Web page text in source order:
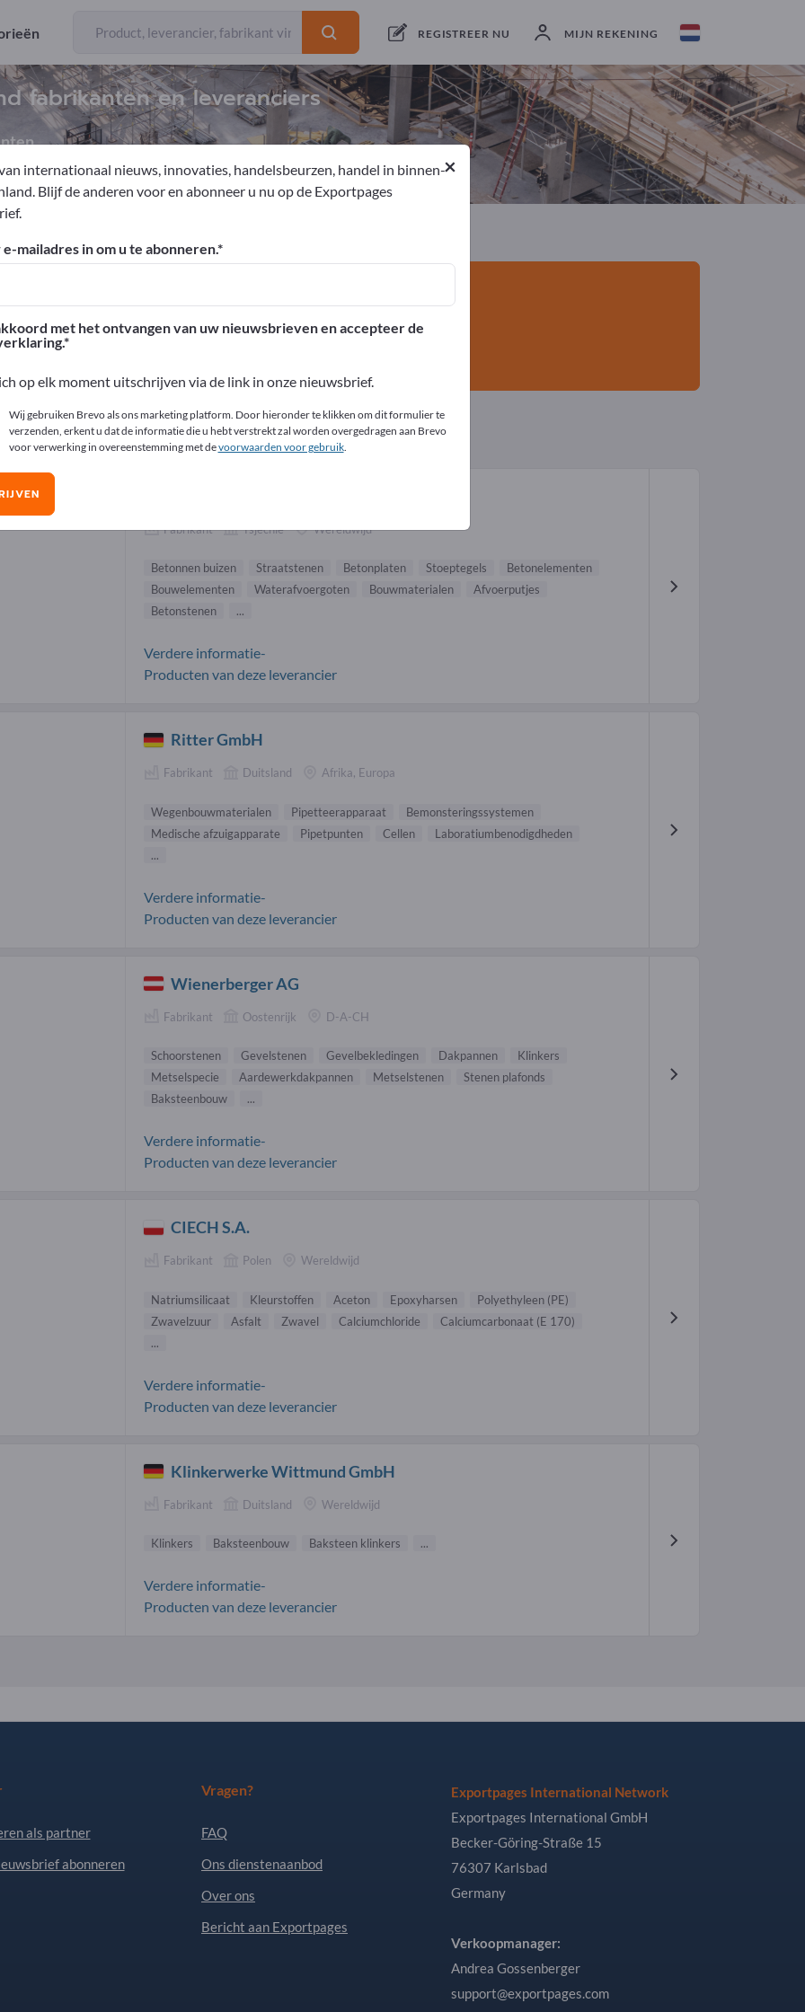
REGISTREER NU MIJN REKENING
fabrikanten en leveranciers
Exporteurs Producenten
– Zakelijke contacten >> begin hier
op Exportpages.
>> publiceer hier
leveranciers (5)
Fabrikant Tsjechië Wereldwijd
Betonnen buizen Straatstenen Betonplaten Stoeptegels
Betonelementen
Bouwelementen
Waterafvoergoten Bouwmaterialen
Afvoerputjes
Betonstenen
...
Verdere informatie-
Producten van deze leverancier
Ritter GmbH
Fabrikant Duitsland Afrika, Europa
Wegenbouwmaterialen Pipetteerapparaat
Bemonsteringssystemen
Medische afzuigapparate
Pipetpunten Cellen
Laboratiumbenodigdheden
...
Verdere informatie-
Producten van deze leverancier
Wienerberger AG
Fabrikant Oostenrijk D-A-CH
Schoorstenen Gevelstenen Gevelbekledingen Dakpannen
Klinkers
Metselspecie
Aardewerkdakpannen Metselstenen
Stenen plafonds
Baksteenbouw
...
Verdere informatie-
Producten van deze leverancier
CIECH S.A.
Fabrikant Polen Wereldwijd
Natriumsilicaat Kleurstoffen Aceton Epoxyharsen
Polyethyleen (PE)
Zwavelzuur
Asfalt Zwavel Calciumchloride
Calciumcarbonaat (E 170)
...
Verdere informatie-
Producten van deze leverancier
Klinkerwerke Wittmund GmbH
Fabrikant Duitsland Wereldwijd
Klinkers Baksteenbouw Baksteen klinkers ...
Verdere informatie-
Producten van deze leverancier
als partner
abonneren
Vragen?
FAQ
Ons dienstenaanbod
Over ons
Bericht aan Exportpages
Exportpages International Network
Exportpages International GmbH
Becker-Göring-Straße 15
76307 Karlsbad
Germany
Verkoopmanager:
Andrea Gossenberger
support@exportpages.com
×
internationaal nieuws, innovaties, handelsbeurzen, handel in binnen-
Blijf de anderen voor en abonneer u nu op de Exportpages
mailadres in om u te abonneren.
met het ontvangen van uw nieuwsbrieven en accepteer de
op elk moment uitschrijven via de link in onze nieuwsbrief.
Wij gebruiken Brevo als ons marketing platform. Door hieronder te klikken om dit formulier te
verzenden, erkent u dat de informatie die u hebt verstrekt zal worden overgedragen aan Brevo
voor verwerking in overeenstemming met devoorwaarden voor gebruik.